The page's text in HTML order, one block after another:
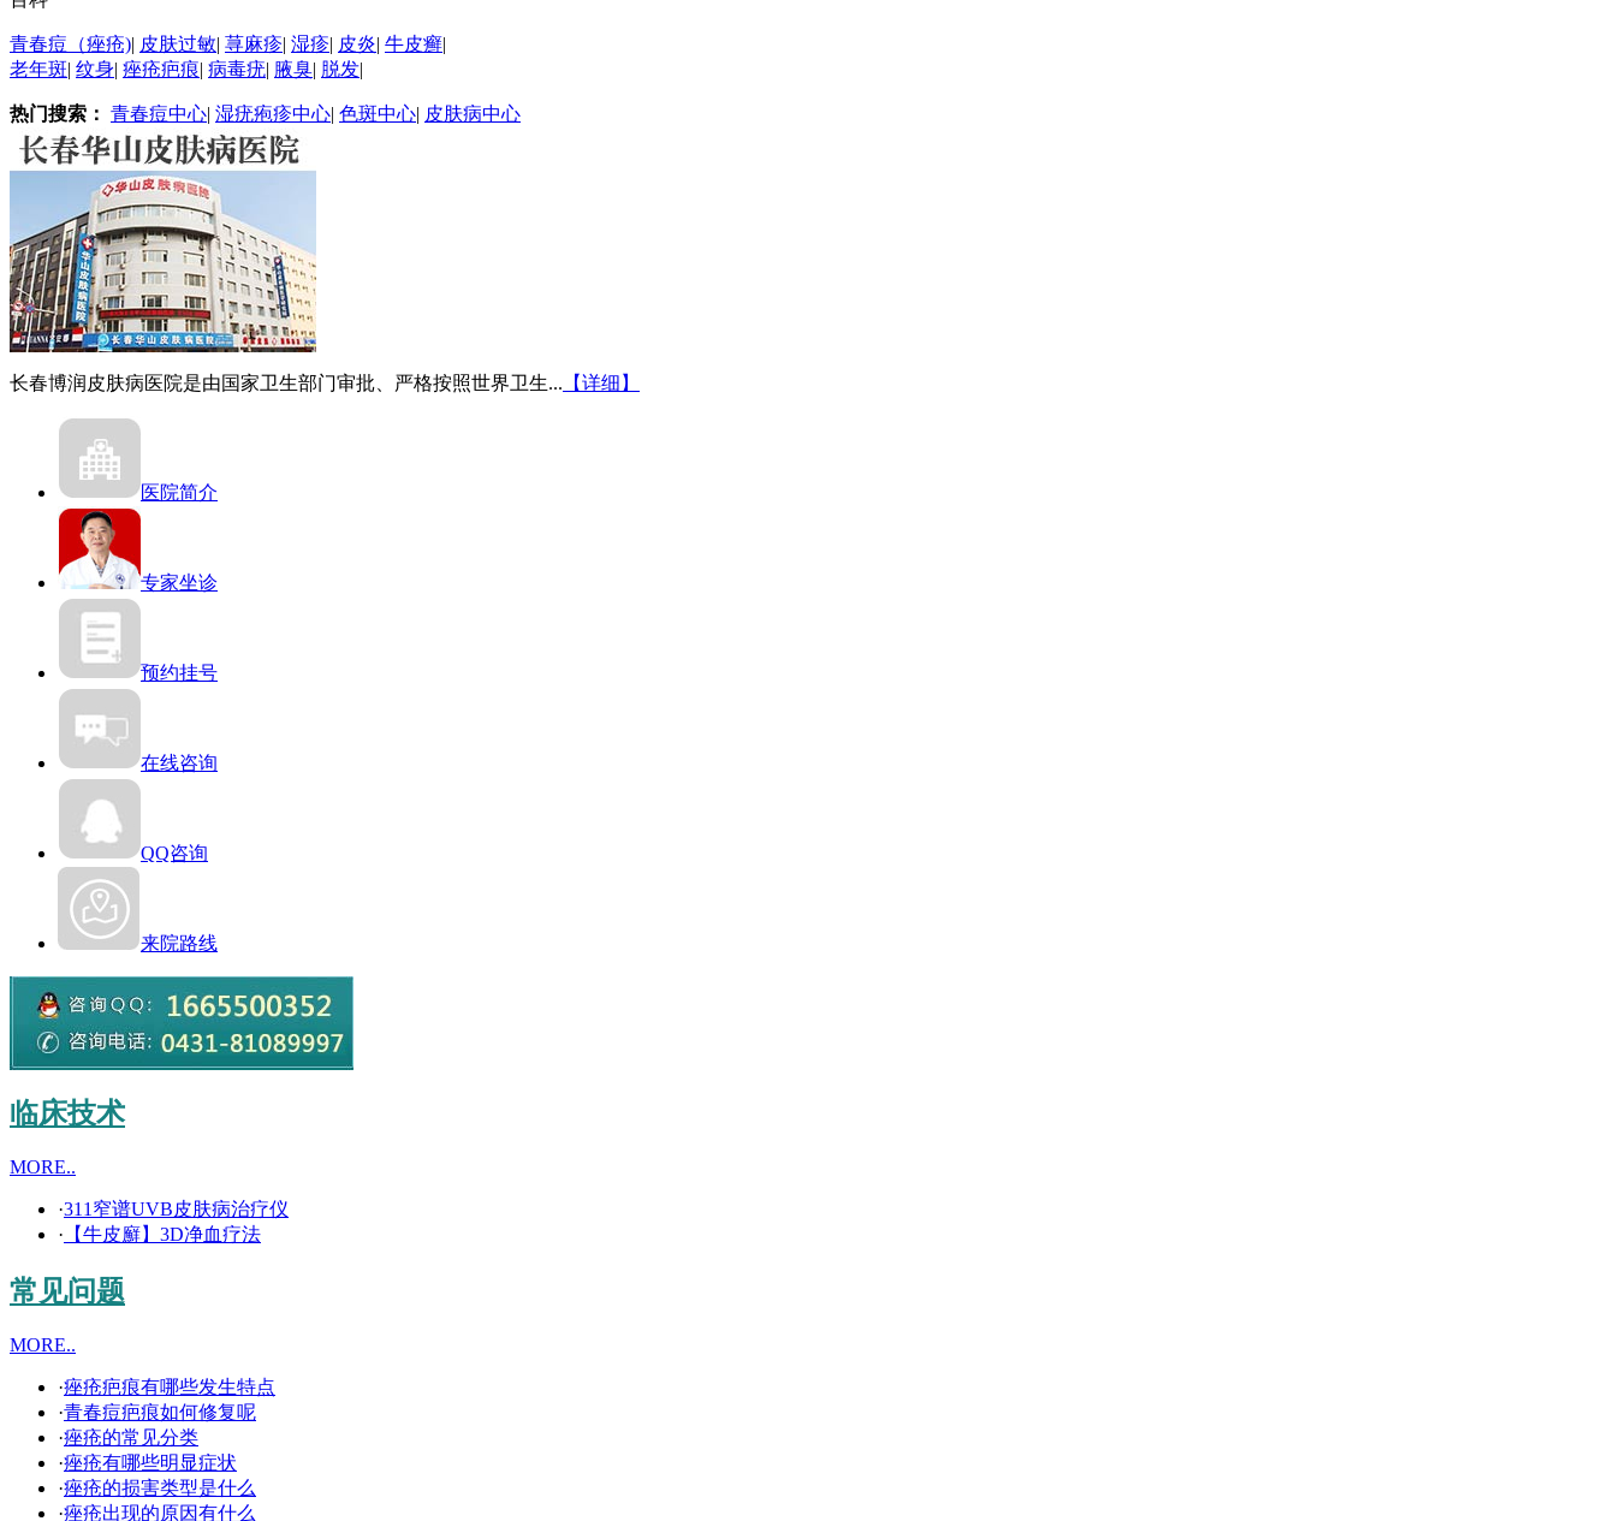
青春痘（痤疮)| 皮肤过敏| 荨麻疹| 湿疹| 皮炎| 牛皮癣|
老年斑| 纹身| 痤疮疤痕| 病毒疣| 腋臭| 脱发|
热门搜索： 青春痘中心| 湿疣疱疹中心| 色斑中心| 皮肤病中心
长春博润皮肤病医院是由国家卫生部门审批、严格按照世界卫生... 【详细】
医院简介
专家坐诊
预约挂号
在线咨询
QQ咨询
来院路线
临床技术
MORE..
·311窄谱UVB皮肤病治疗仪
· 【牛皮廯】3D净血疗法
常见问题
MORE..
·痤疮疤痕有哪些发生特点
·青春痘疤痕如何修复呢
·痤疮的常见分类
·痤疮有哪些明显症状
·痤疮的损害类型是什么
·痤疮出现的原因有什么